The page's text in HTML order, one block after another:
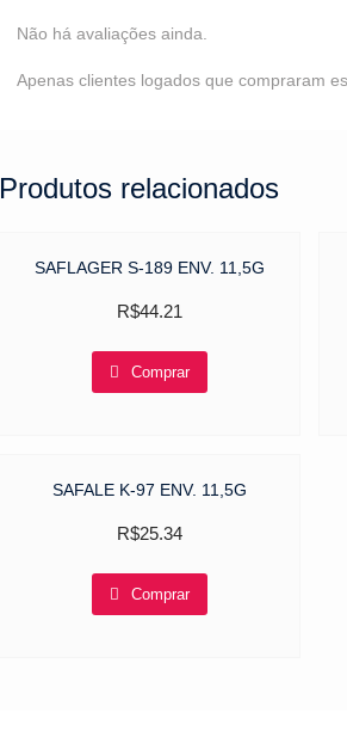
Não há avaliações ainda.
Apenas clientes logados que compraram
Produtos relacionados
SAFLAGER S-189 ENV. 11,5G
R$44.21
Comprar
SAFALE K-97 ENV. 11,5G
R$25.34
Comprar